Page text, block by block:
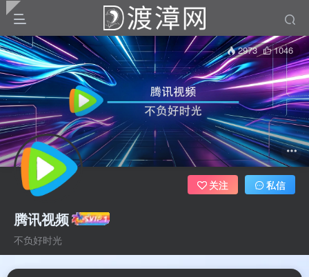
2973 1046
腾讯视频
不负好时光
关注 私信